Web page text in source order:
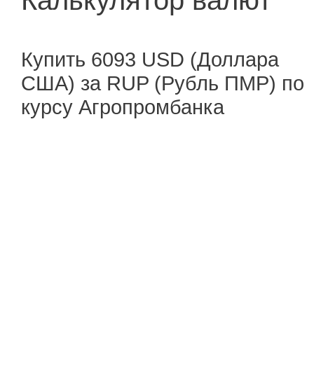
Купить 6093 USD (Доллара
США) за RUP (Рубль ПМР) по
курсу Агропромбанка